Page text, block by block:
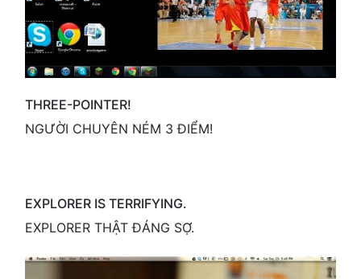
THREE-POINTER!
NGƯỜI CHUYÊN NÉM 3 ĐIỂM!
EXPLORER IS TERRIFYING.
EXPLORER THẬT ĐÁNG SỢ.